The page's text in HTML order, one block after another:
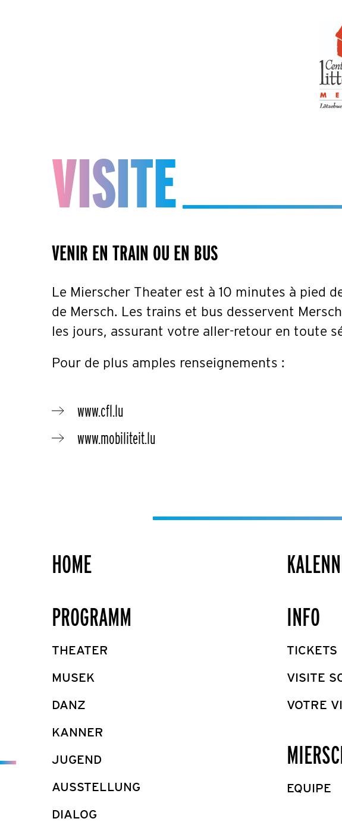
VISITE
VENIR EN TRAIN OU EN BUS
Le Mierscher Theater est à 10 minutes à pied
de Mersch. Les trains et bus desservent
les jours, assurant votre aller-retour en toute
Pour de plus amples renseignements :
www.cfl.lu
www.mobiliteit.lu
HOME
PROGRAMM
THEATER
MUSEK
DANZ
KANNER
JUGEND
AUSSTELLUNG
DIALOG
INFO
TICKETS
VISITE
VOTRE
EQUIPE